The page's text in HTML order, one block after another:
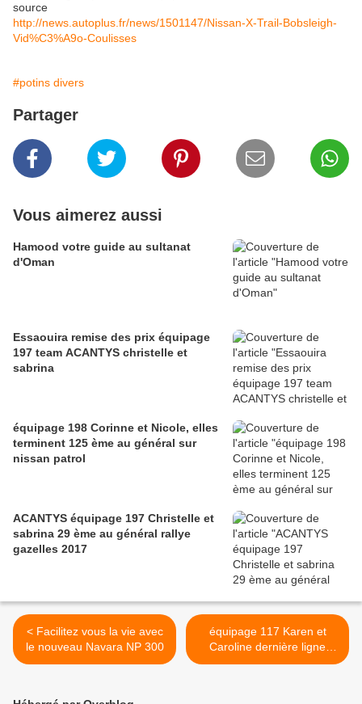
source
http://news.autoplus.fr/news/1501147/Nissan-X-Trail-Bobsleigh-
Vid%C3%A9o-Coulisses
#potins divers
Partager
Vous aimerez aussi
Hamood votre guide au sultanat
d'Oman
Essaouira remise des prix équipage
197 team ACANTYS christelle et
sabrina
équipage 198 Corinne et Nicole, elles
terminent 125 ème au général sur
nissan patrol
ACANTYS équipage 197 Christelle et
sabrina 29 ème au général rallye
gazelles 2017
< Facilitez vous la vie avec
le nouveau Navara NP 300
équipage 117 Karen et
Caroline dernière ligne
droite >